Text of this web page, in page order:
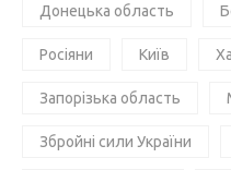
Донецька область
Росіяни Київ
Запорізька область
Збройні сили України